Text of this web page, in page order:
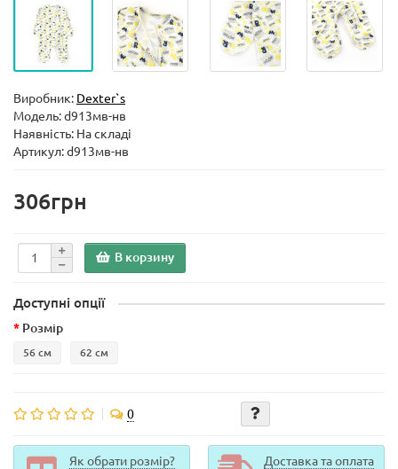
Виробник: Dexter`s
Модель:d913мв-нв
Наявність: На складі
Артикул: d913мв-нв
306грн
В корзину
Доступні опції
Розмір
56 см 62 см
0
Як обрати розмір? Доставка та оплата